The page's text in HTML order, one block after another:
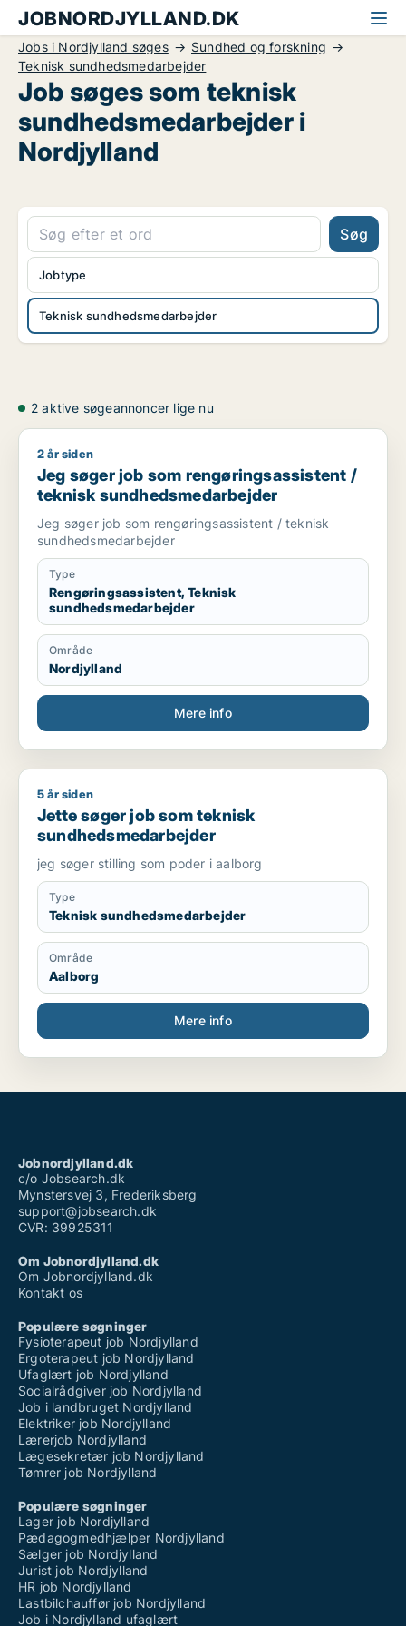
JOBNORDJYLLAND.DK
Jobs i Nordjylland søges
Sundhed og forskning
Teknisk sundhedsmedarbejder
Job søges som teknisk
sundhedsmedarbejder i
Nordjylland
Søg
Teknisk sundhedsmedarbejder
Jobtype
2 aktive søgeannoncer lige nu
Jeg søger job som rengøringsassistent / teknisk
2 år siden
Jeg søger job som rengøringsassistent /
teknisk sundhedsmedarbejder
Jeg søger job som rengøringsassistent / teknisk
sundhedsmedarbejder
Type
Rengøringsassistent, Teknisk
sundhedsmedarbejder
Område
Nordjylland
Mere info
Jette søger job som teknisk sundhedsmedarbejder
5 år siden
Jette søger job som teknisk
sundhedsmedarbejder
jeg søger stilling som poder i aalborg
Type
Teknisk sundhedsmedarbejder
Område
Aalborg
Mere info
Jobnordjylland.dk
c/o Jobsearch.dk
Mynstersvej 3, Frederiksberg
support@jobsearch.dk
CVR: 39925311
Om Jobnordjylland.dk
Om Jobnordjylland.dk
Kontakt os
Populære søgninger
Fysioterapeut job Nordjylland
Ergoterapeut job Nordjylland
Ufaglært job Nordjylland
Socialrådgiver job Nordjylland
Job i landbruget Nordjylland
Elektriker job Nordjylland
Lærerjob Nordjylland
Lægesekretær job Nordjylland
Tømrer job Nordjylland
Populære søgninger
Lager job Nordjylland
Pædagogmedhjælper Nordjylland
Sælger job Nordjylland
Jurist job Nordjylland
HR job Nordjylland
Lastbilchauffør job Nordjylland
Job i Nordjylland ufaglært